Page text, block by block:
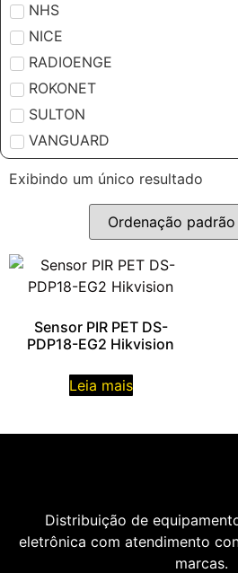
NHS
NICE
RADIOENGE
ROKONET
SULTON
VANGUARD
Exibindo um único resultado
Sensor PIR PET DS-
PDP18-EG2 Hikvision
Leia mais
Distribuição de
eletrônica com atendimento
marcas.